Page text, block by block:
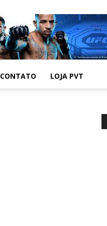
CONTATO LOJA PVT